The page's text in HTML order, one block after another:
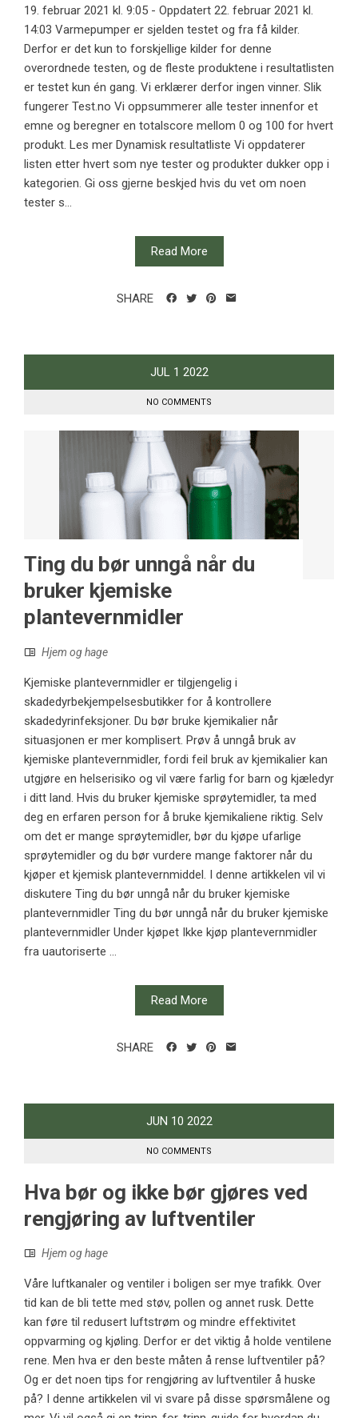
19. februar 2021 kl. 9:05 - Oppdatert 22. februar 2021 kl.
14:03 Varmepumper er sjelden testet og fra få kilder.
Derfor er det kun to forskjellige kilder for denne
overordnede testen, og de fleste produktene i resultatlisten
er testet kun én gang. Vi erklærer derfor ingen vinner. Slik
fungerer Test.no Vi oppsummerer alle tester innenfor et
emne og beregner en totalscore mellom 0 og 100 for hvert
produkt. Les mer Dynamisk resultatliste Vi oppdaterer
listen etter hvert som nye tester og produkter dukker opp i
kategorien. Gi oss gjerne beskjed hvis du vet om noen
tester s...
Read More
SHARE
JUL 1 2022
NO COMMENTS
Ting du bør unngå når du
bruker kjemiske
plantevernmidler
Hjem og hage
Kjemiske plantevernmidler er tilgjengelig i
skadedyrbekjempelsesbutikker for å kontrollere
skadedyrinfeksjoner. Du bør bruke kjemikalier når
situasjonen er mer komplisert. Prøv å unngå bruk av
kjemiske plantevernmidler, fordi feil bruk av kjemikalier kan
utgjøre en helserisiko og vil være farlig for barn og kjæledyr
i ditt land. Hvis du bruker kjemiske sprøytemidler, ta med
deg en erfaren person for å bruke kjemikaliene riktig. Selv
om det er mange sprøytemidler, bør du kjøpe ufarlige
sprøytemidler og du bør vurdere mange faktorer når du
kjøper et kjemisk plantevernmiddel. I denne artikkelen vil vi
diskutere Ting du bør unngå når du bruker kjemiske
plantevernmidler Ting du bør unngå når du bruker kjemiske
plantevernmidler Under kjøpet Ikke kjøp plantevernmidler
fra uautoriserte ...
Read More
SHARE
JUN 10 2022
NO COMMENTS
Hva bør og ikke bør gjøres ved
rengjøring av luftventiler
Hjem og hage
Våre luftkanaler og ventiler i boligen ser mye trafikk. Over
tid kan de bli tette med støv, pollen og annet rusk. Dette
kan føre til redusert luftstrøm og mindre effektivitet
oppvarming og kjøling. Derfor er det viktig å holde ventilene
rene. Men hva er den beste måten å rense luftventiler på?
Og er det noen tips for rengjøring av luftventiler å huske
på? I denne artikkelen vil vi svare på disse spørsmålene og